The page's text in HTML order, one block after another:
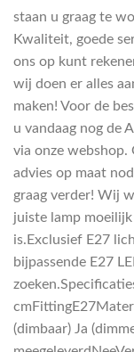
staan u graag te
Kwaliteit, goede
ons op kunt
wij doen er alles
maken! Voor de
u vandaag nog de
via onze webshop.
advies op maat
graag verder! Wij
juiste lamp
is.Exclusief E27
bijpassende E27
(dimbaar) Ja